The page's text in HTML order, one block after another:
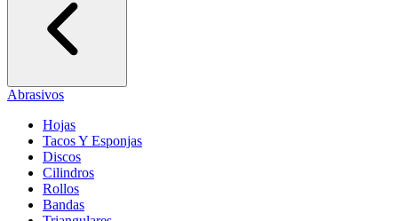
Abrasivos
Hojas
Tacos Y Esponjas
Discos
Cilindros
Rollos
Bandas